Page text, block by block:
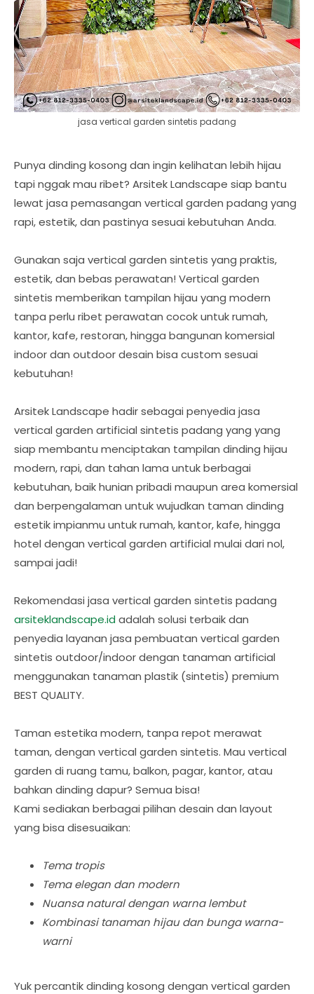
jasa vertical garden sintetis padang
Punya dinding kosong dan ingin kelihatan lebih hijau
tapi nggak mau ribet? Arsitek Landscape siap bantu
lewat jasa pemasangan vertical garden padang yang
rapi, estetik, dan pastinya sesuai kebutuhan Anda.
Gunakan saja vertical garden sintetis yang praktis,
estetik, dan bebas perawatan! Vertical garden
sintetis memberikan tampilan hijau yang modern
tanpa perlu ribet perawatan cocok untuk rumah,
kantor, kafe, restoran, hingga bangunan komersial
indoor dan outdoor desain bisa custom sesuai
kebutuhan!
Arsitek Landscape hadir sebagai penyedia jasa
vertical garden artificial sintetis padang yang yang
siap membantu menciptakan tampilan dinding hijau
modern, rapi, dan tahan lama untuk berbagai
kebutuhan, baik hunian pribadi maupun area komersial
dan berpengalaman untuk wujudkan taman dinding
estetik impianmu untuk rumah, kantor, kafe, hingga
hotel dengan vertical garden artificial mulai dari nol,
sampai jadi!
Rekomendasi jasa vertical garden sintetis padang
arsiteklandscape.id adalah solusi terbaik dan
penyedia layanan jasa pembuatan vertical garden
sintetis outdoor/indoor dengan tanaman artificial
menggunakan tanaman plastik (sintetis) premium
BEST QUALITY.
Taman estetika modern, tanpa repot merawat
taman, dengan vertical garden sintetis. Mau vertical
garden di ruang tamu, balkon, pagar, kantor, atau
bahkan dinding dapur? Semua bisa!
Kami sediakan berbagai pilihan desain dan layout
yang bisa disesuaikan:
Tema tropis
Tema elegan dan modern
Nuansa natural dengan warna lembut
Kombinasi tanaman hijau dan bunga warna-
warni
Yuk percantik dinding kosong dengan vertical garden